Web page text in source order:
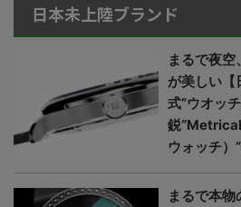
日本未上陸ブランド
まるで夜
が美しい【
式”ウオッ
鋭
ウォッチ）
まるで本